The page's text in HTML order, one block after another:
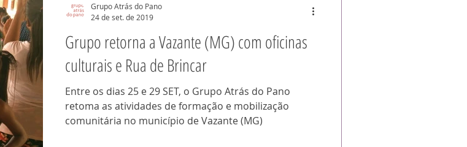
Grupo retorna a Vazante (MG) com oficinas
culturais e Rua de Brincar
Entre os dias 25 e 29 SET, o Grupo Atrás do Pano
retoma as atividades de formação e mobilização
comunitária no município de Vazante (MG)
Grupo Atrás do Pano
24 de set. de 2019